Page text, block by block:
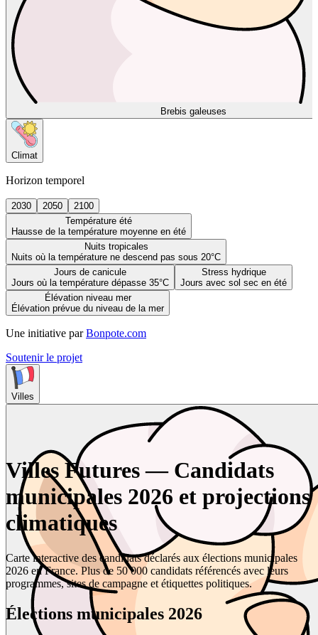
Brebis galeuses
Climat
Horizon temporel
2030 2050
2100
Température été
Hausse de la température moyenne en été
Nuits tropicales
Nuits où la température ne descend pas sous 20°C
Jours de canicule
Jours où la température dépasse 35°C
Stress hydrique
Jours avec sol sec en été
Élévation niveau mer
Élévation prévue du niveau de la mer
Une initiative par Bonpote.com
Soutenir le projet
Villes
Villes Futures — Candidats
municipales 2026 et projections
climatiques
Carte interactive des candidats déclarés aux élections municipales
2026 en France. Plus de 50 000 candidats référencés avec leurs
programmes, sites de campagne et étiquettes politiques.
Élections municipales 2026